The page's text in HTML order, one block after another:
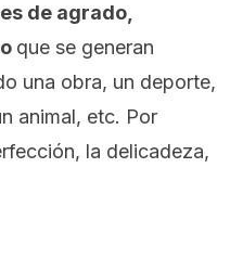
de agrado,
que se generan
una obra, un deporte,
animal, etc. Por
la delicadeza,